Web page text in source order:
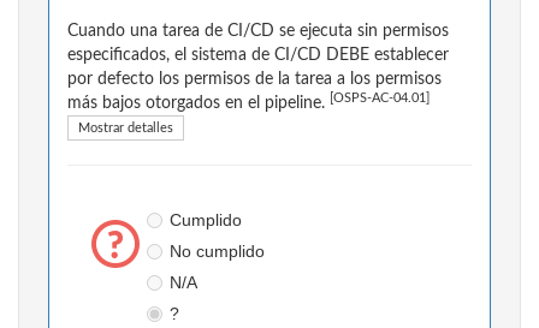
Cuando una tarea de CI/CD se ejecuta sin permisos
especificados, el sistema de CI/CD DEBE establecer
por defecto los permisos de la tarea a los permisos
más bajos otorgados en el pipeline.
[OSPS-AC-04.01]
Mostrar detalles
Cumplido
No cumplido
N/A
?